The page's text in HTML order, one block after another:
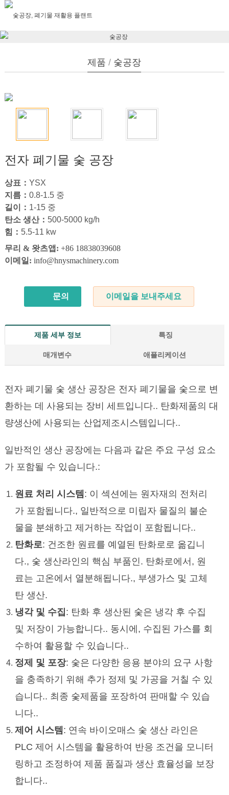
제품 / 숯공장
전자 폐기물 숯 공장
상표： YSX
지름： 0.8-1.5 중
길이： 1-15 중
탄소 생산： 500-5000 kg/h
힘： 5.5-11 kw
무리 & 왓츠앱: +86 18838039608
이메일: info@hnysmachinery.com
문의 이메일을 보내주세요
제품 세부 정보 특징
매개변수 애플리케이션
전자 폐기물 숯 생산 공장은 전자 폐기물을 숯으로 변
환하는 데 사용되는 장비 세트입니다.. 탄화제품의 대
량생산에 사용되는 산업제조시스템입니다..
일반적인 생산 공장에는 다음과 같은 주요 구성 요소
가 포함될 수 있습니다.:
원료 처리 시스템 : 이 섹션에는 원자재의 전처리
가 포함됩니다., 일반적으로 미립자 물질의 불순
물을 분쇄하고 제거하는 작업이 포함됩니다..
탄화로: 건조한 원료를 예열된 탄화로로 옮깁니
다., 숯 생산라인의 핵심 부품인. 탄화로에서, 원
료는 고온에서 열분해됩니다., 부생가스 및 고체
탄 생산.
냉각 및 수집: 탄화 후 생산된 숯은 냉각 후 수집
및 저장이 가능합니다.. 동시에, 수집된 가스를 회
수하여 활용할 수 있습니다..
정제 및 포장: 숯은 다양한 응용 분야의 요구 사항
을 충족하기 위해 추가 정제 및 가공을 거칠 수 있
습니다.. 최종 숯제품을 포장하여 판매할 수 있습
니다..
제어 시스템 : 연속 바이오매스 숯 생산 라인은
PLC 제어 시스템을 활용하여 반응 조건을 모니터
링하고 조정하여 제품 품질과 생산 효율성을 보장
합니다..